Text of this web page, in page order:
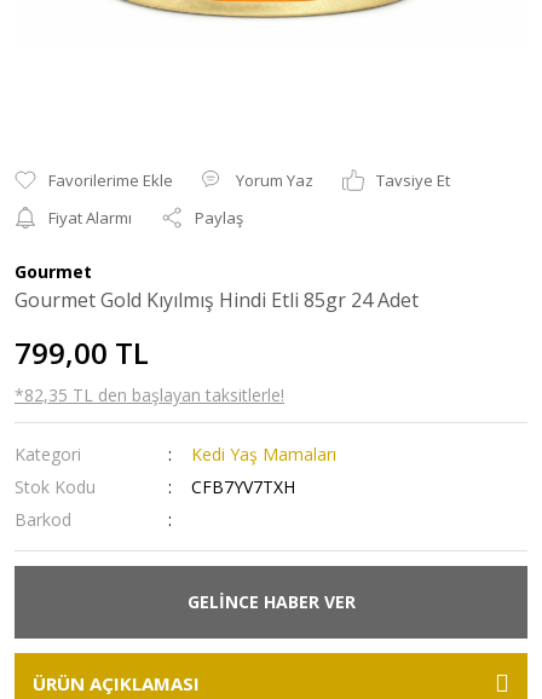
Yorum Yaz
Tavsiye Et
Fiyat Alarmı
Paylaş
Gourmet
Gourmet Gold Kıyılmış Hindi Etli 85gr 24 Adet
799,00 TL
*82,35 TL den başlayan taksitlerle!
Kategori
Kedi Yaş Mamaları
Stok Kodu
CFB7YV7TXH
Barkod
GELİNCE HABER VER
ÜRÜN AÇIKLAMASI